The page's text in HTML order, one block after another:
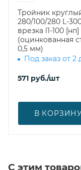
Тройник
280/100/280 L-
врезка l1-100 [нп]
(оцинкованная
0,5 мм)
Под заказ от 2
571 руб./шт
В
С этим